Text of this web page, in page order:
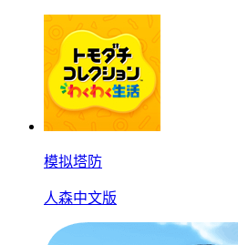
模拟塔防
人森中文版